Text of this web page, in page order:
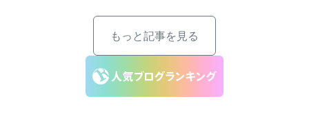
もっと記事を見る